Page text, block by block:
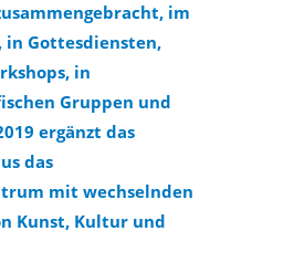
im
in Gottesdiensten,
in
Gruppen und
ergänzt das
das
mit wechselnden
Kunst, Kultur und